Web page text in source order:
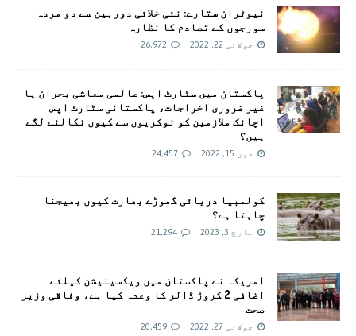
نیوٹران ستارے: نئی خلائی دوربین سے دو مردہ
سورجوں کے تصادم کا نظارہ
جولائی 22, 2022 26,972
پاکستان میں سٹارٹ اپس: عالمی معاشی بحران یا
غیر ضروری اخراجات، پاکستانی سٹارٹ اپس
اچانک ملازمین کو نوکریوں سے کیوں نکالنے لگے
ہیں؟
جون 15, 2022 24,457
کولمبیا دریائی گھوڑے بھارت کیوں بھیجنا
چاہتا ہے؟
مارچ 3, 2023 21,294
امريکہ نے پاکستان میں ویکسینیشن کیلئے
اضافی 2 کروڑ ڈالر کا وعدہ کیا ہے، وفاقی وزیر
صحت
جولائی 27, 2022 20,459